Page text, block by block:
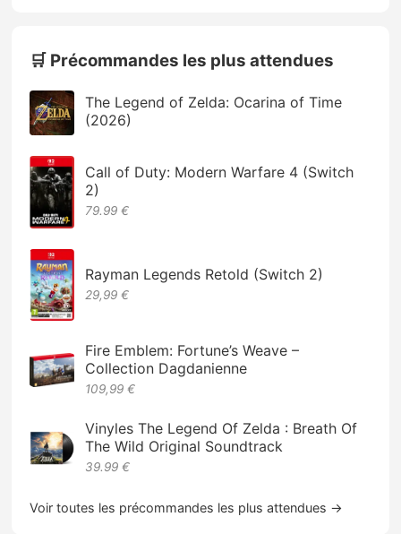
🛒 Précommandes les plus attendues
The Legend of Zelda: Ocarina of Time
(2026)
Call of Duty: Modern Warfare 4 (Switch
2)
79.99 €
Rayman Legends Retold (Switch 2)
29,99 €
Fire Emblem: Fortune’s Weave –
Collection Dagdanienne
109,99 €
Vinyles The Legend Of Zelda : Breath Of
The Wild Original Soundtrack
39.99 €
Voir toutes les précommandes les plus attendues →